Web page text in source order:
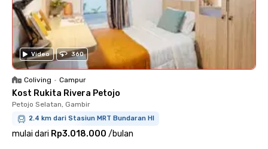
Video 360
Coliving • Campur
Kost Rukita Rivera Petojo
Petojo Selatan, Gambir
2.4 km dari Stasiun MRT Bundaran HI
mulai dari Rp3.018.000 /bulan